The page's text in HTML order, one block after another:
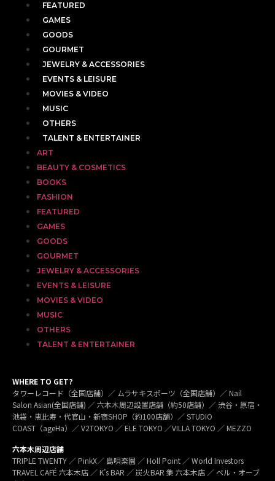
FEATURED
GAMES
GOODS
GOURMET
JEWELRY & ACCESSORIES
EVENTS & LEISURE
MOVIES & VIDEO
MUSIC
OTHERS
TALENT & ENTERTAINER
ART
BEAUTY & COSMETICS
BOOKS
FASHION
FEATURED
GAMES
GOODS
GOURMET
JEWELRY & ACCESSORIES
EVENTS & LEISURE
MOVIES & VIDEO
MUSIC
OTHERS
TALENT & ENTERTAINER
WHERE TO GET?
タワーレコード（全国店舗）／ ムラサキスポーツ（全国店舗）／ Nail
Salon Asian(全国店舗) ／ 六本木周辺設置店舗（約50店舗）／ 渋谷・原宿・
池袋・恵比寿・代官山・新宿SHOP（約100店舗）／ STUDIO
COAST（ageHa）／ V2TOKYO ／ ELE TOKYO ／VILLA TOKYO ／ MEZZO
六本木周辺店舗
TRIPLE TWENTY ／ PinkX／ 島唄楽園 ／ Holl Point ／ World Investors
TRAVEL CAFÉ 六本木店 ／ K’s BAR ／ 炭火BAR 集 六本木店 ／ ベル・オーブ